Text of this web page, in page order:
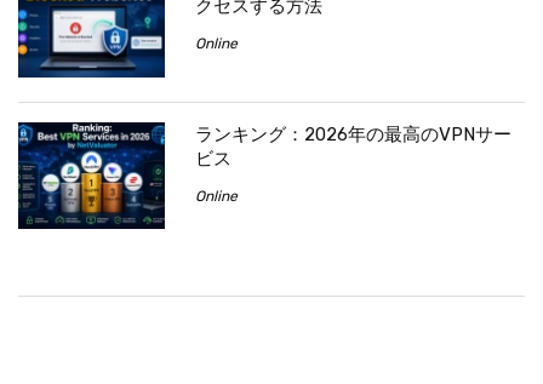
クセスする方法
Online
ランキング：2026年の最高のVPNサー
ビス
Online